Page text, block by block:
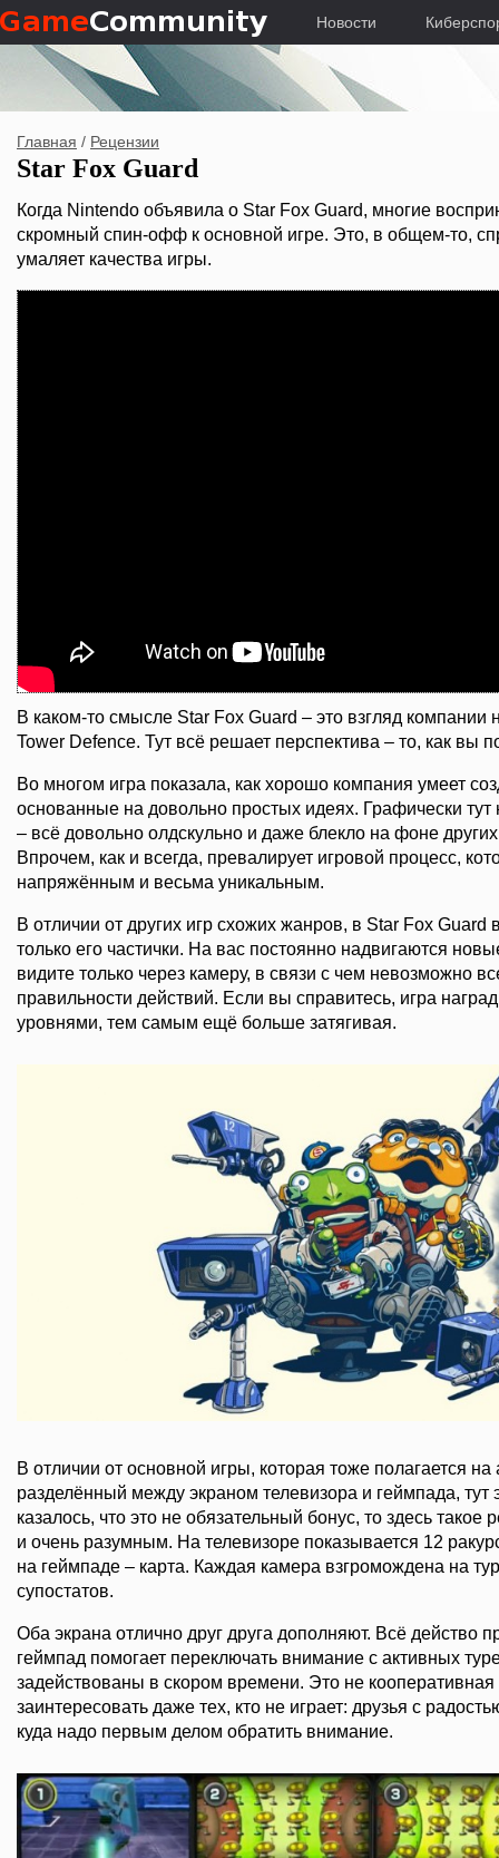
Новости
Главная / Рецензии
Star Fox Guard
Когда Nintendo объявила о Star Fox Guard, многие
скромный спин-офф к основной игре. Это, в общем-то,
умаляет качества игры.
В каком-то смысле Star Fox Guard – это взгляд
Tower Defence. Тут всё решает перспектива – то, как вы
Во многом игра показала, как хорошо компания умеет
основанные на довольно простых идеях. Графически тут
– всё довольно олдскульно и даже блекло на фоне
Впрочем, как и всегда, превалирует игровой процесс,
напряжённым и весьма уникальным.
В отличии от других игр схожих жанров, в Star Fox
только его частички. На вас постоянно надвигаются
видите только через камеру, в связи с чем невозможно
правильности действий. Если вы справитесь, игра
уровнями, тем самым ещё больше затягивая.
В отличии от основной игры, которая тоже полагается
разделённый между экраном телевизора и геймпада, тут
казалось, что это не обязательный бонус, то здесь
и очень разумным. На телевизоре показывается 12
на геймпаде – карта. Каждая камера взгромождена на
супостатов.
Оба экрана отлично друг друга дополняют. Всё действо
геймпад помогает переключать внимание с активных
задействованы в скором времени. Это не
заинтересовать даже тех, кто не играет: друзья с
куда надо первым делом обратить внимание.